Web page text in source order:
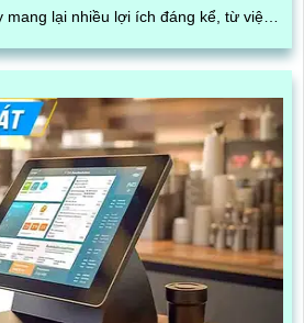
lại nhiều lợi ích đáng kể, từ việc
nâng cao hiệu quả an ninh